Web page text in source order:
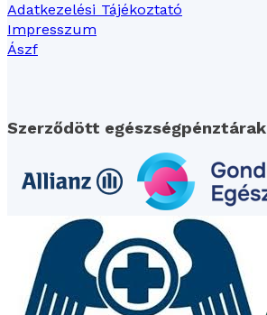
Adatkezelési Tájékoztató
Impresszum
Ászf
Szerződött egészségpénztárak